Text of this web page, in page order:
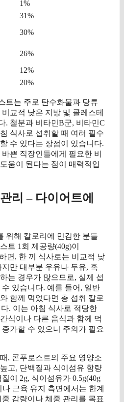
1%
31%
30%
26%
12%
20%
트는 주로 탄수화물과 당류
교적 낮은 지방 및 콜레스테
. 철분과 비타민B군, 비타민C
식사로 섭취할 때 여러 필수
수 있다는 장점이 있습니다.
쁜 직장인들에게 필요한 비
움이 된다는 점이 매력적입
리 – 다이어트에
위해 칼로리에 민감한 분들
트 1회 제공량(40g)이
면, 한 끼 식사로는 비교적 낮
만 대부분 우유나 두유, 혹
는 경우가 많으므로, 실제 섭
있습니다. 예를 들어, 일반
함께 먹었다면 총 섭취 칼로
. 이는 아침 식사로 적당한
식이나 다른 음식과 함께 먹
가할 수 있으니 주의가 필요
, 콘푸로스트의 주요 영양소
고, 단백질과 식이섬유 함량
이 2g, 식이섬유가 0.5g(40g
근육 유지 측면에서는 한계
감량이나 체중 관리를 목표